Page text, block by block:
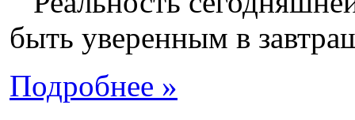
быть уверенным в
Подробнее »